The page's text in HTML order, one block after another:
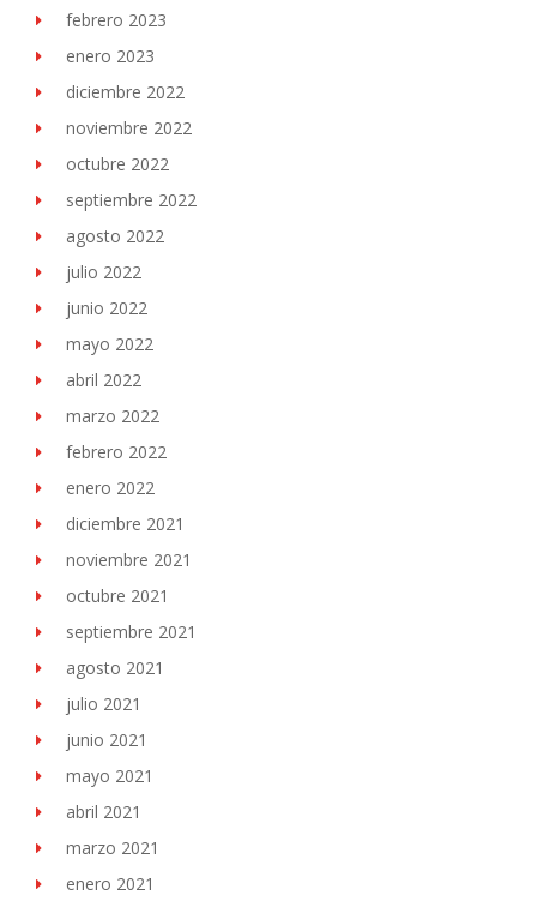
febrero 2023
enero 2023
diciembre 2022
noviembre 2022
octubre 2022
septiembre 2022
agosto 2022
julio 2022
junio 2022
mayo 2022
abril 2022
marzo 2022
febrero 2022
enero 2022
diciembre 2021
noviembre 2021
octubre 2021
septiembre 2021
agosto 2021
julio 2021
junio 2021
mayo 2021
abril 2021
marzo 2021
enero 2021